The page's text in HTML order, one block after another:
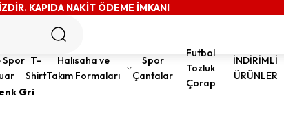
KAPIDA NAKİT ÖDEME İMKANI
Spor T-
Shirt
Halısaha ve
Takım Formaları
Spor
Çantalar
Futbol
Tozluk
Çorap
İNDİRİMLİ
ÜRÜNLER
Gri